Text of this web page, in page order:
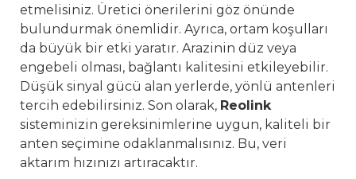
etmelisiniz. Üretici önerilerini göz önünde
bulundurmak önemlidir. Ayrıca, ortam koşulları
da büyük bir etki yaratır. Arazinin düz veya
engebeli olması, bağlantı kalitesini etkileyebilir.
Düşük sinyal gücü alan yerlerde, yönlü antenleri
tercih edebilirsiniz. Son olarak, Reolink
sisteminizin gereksinimlerine uygun, kaliteli bir
anten seçimine odaklanmalısınız. Bu, veri
aktarım hızınızı artıracaktır.